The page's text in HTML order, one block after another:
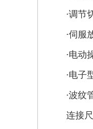
·调节切
·伺服放
·电动操
·电子型
·波纹管
连接尺